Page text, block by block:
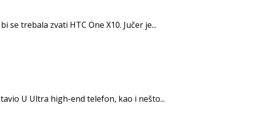
trebala zvati HTC One X10. Jučer je...
U Ultra high-end telefon, kao i nešto...